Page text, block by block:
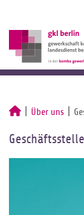
Über uns
Geschäftsstelle